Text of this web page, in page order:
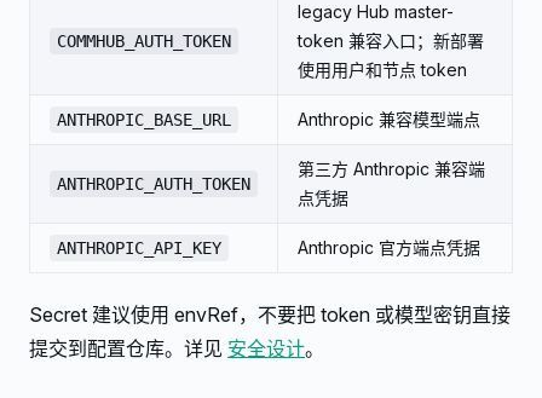
COMMHUB_AUTH_TOKEN
legacy Hub master-
token 兼容入口；新部署
使用用户和节点 token
ANTHROPIC_BASE_URL Anthropic 兼容模型端点
ANTHROPIC_AUTH_TOKEN
第三方 Anthropic 兼容端
点凭据
ANTHROPIC_API_KEY Anthropic 官方端点凭据
Secret 建议使用 envRef，不要把 token 或模型密钥直接
提交到配置仓库。详见 安全设计。